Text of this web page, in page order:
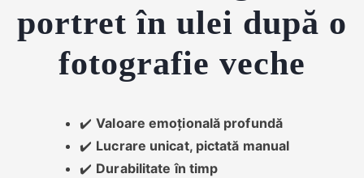
portret în ulei după o
fotografie veche
✔️Valoare emoțională profundă
✔️ Lucrare unicat, pictată manual
✔️ Durabilitate în timp